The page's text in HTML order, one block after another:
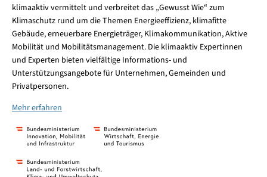
klimaaktiv vermittelt und verbreitet das „Gewusst Wie“ zum
Klimaschutz rund um die Themen Energieeffizienz, klimafitte
Gebäude, erneuerbare Energieträger, Klimakommunikation, Aktive
Mobilität und Mobilitätsmanagement. Die klimaaktiv Expertinnen
und Experten bieten vielfältige Informations- und
Unterstützungsangebote für Unternehmen, Gemeinden und
Privatpersonen.
Mehr erfahren